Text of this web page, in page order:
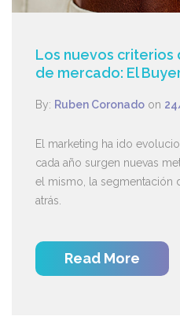
Los nuevos criterios
de mercado: El
By: Ruben Coronado on
El marketing ha ido
cada año surgen nuevas
el mismo, la segmentación
atrás.
Read More